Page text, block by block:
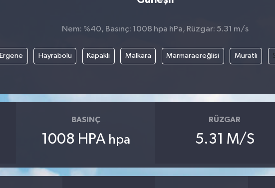
Nem: %40, Basınç: 1008 hpa hPa, Rüzgar: 5.31 m/s
Ergene Hayrabolu Kapaklı Malkara Marmaraereğlisi Muratlı
BASINÇ
1008 HPA hpa
RÜZGAR
5.31 M/S